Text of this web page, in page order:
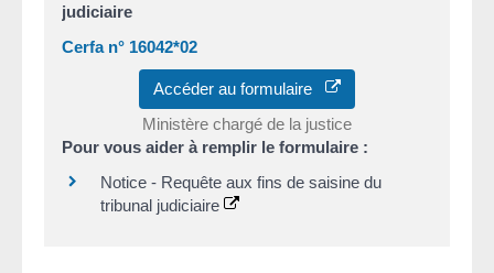
judiciaire
Cerfa n° 16042*02
Accéder au formulaire
Ministère chargé de la justice
Pour vous aider à remplir le formulaire :
Notice - Requête aux fins de saisine du
tribunal judiciaire